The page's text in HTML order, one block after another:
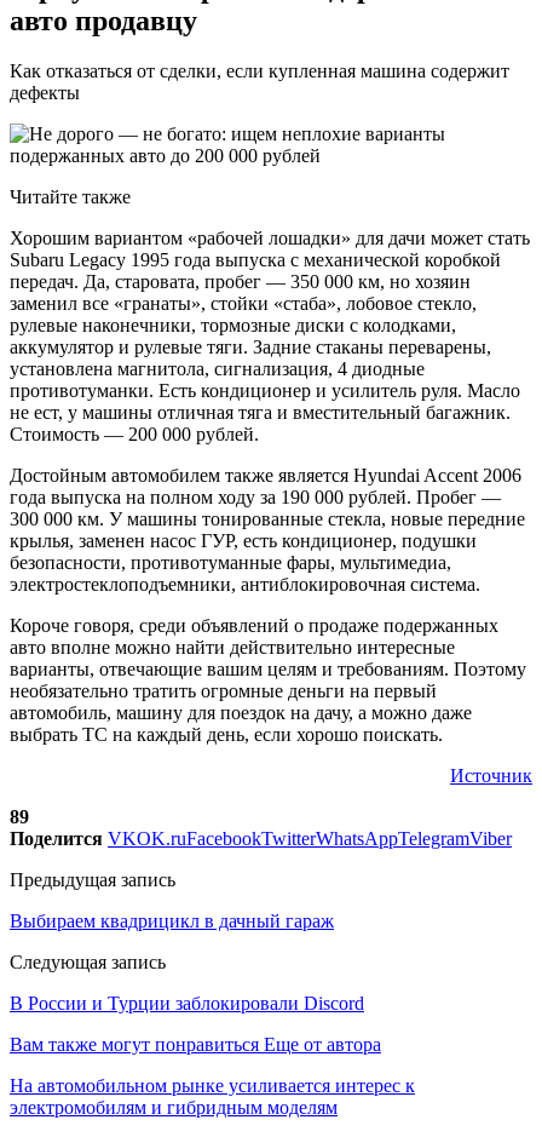
авто продавцу
Как отказаться от сделки, если купленная машина содержит
дефекты
Читайте также
Хорошим вариантом «рабочей лошадки» для дачи может стать
Subaru Legacy 1995 года выпуска с механической коробкой
передач. Да, старовата, пробег — 350 000 км, но хозяин
заменил все «гранаты», стойки «стаба», лобовое стекло,
рулевые наконечники, тормозные диски с колодками,
аккумулятор и рулевые тяги. Задние стаканы переварены,
установлена магнитола, сигнализация, 4 диодные
противотуманки. Есть кондиционер и усилитель руля. Масло
не ест, у машины отличная тяга и вместительный багажник.
Стоимость — 200 000 рублей.
Достойным автомобилем также является Hyundai Accent 2006
года выпуска на полном ходу за 190 000 рублей. Пробег —
300 000 км. У машины тонированные стекла, новые передние
крылья, заменен насос ГУР, есть кондиционер, подушки
безопасности, противотуманные фары, мультимедиа,
электростеклоподъемники, антиблокировочная система.
Короче говоря, среди объявлений о продаже подержанных
авто вполне можно найти действительно интересные
варианты, отвечающие вашим целям и требованиям. Поэтому
необязательно тратить огромные деньги на первый
автомобиль, машину для поездок на дачу, а можно даже
выбрать ТС на каждый день, если хорошо поискать.
Источник
89
Поделится VKOK.ruFacebookTwitterWhatsAppTelegramViber
Предыдущая запись
Выбираем квадрицикл в дачный гараж
Следующая запись
В России и Турции заблокировали Discord
Вам также могут понравиться Еще от автора
На автомобильном рынке усиливается интерес к
электромобилям и гибридным моделям